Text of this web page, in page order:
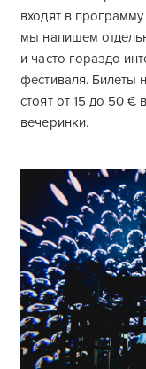
входят в
мы напишем
и часто гораздо
фестиваля. Билеты
стоят от 15 до 50 €
вечеринки.